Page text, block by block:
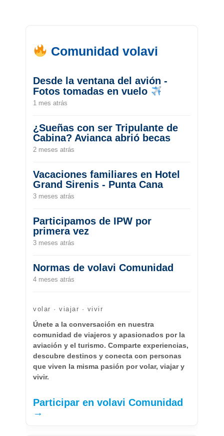
Comunidad volavi
Desde la ventana del avión -
Fotos tomadas en vuelo
1 mes atrás
¿Sueñas con ser Tripulante de
Cabina? Avianca abrió becas
2 meses atrás
Vacaciones familiares en Hotel
Grand Sirenis - Punta Cana
3 meses atrás
Participamos de IPW por
primera vez
3 meses atrás
Normas de volavi Comunidad
4 meses atrás
volar · viajar · vivir
Únete a la conversación en nuestra
comunidad de viajeros y apasionados por la
aviación y el turismo. Comparte experiencias,
descubre destinos y conecta con personas
que viven la misma pasión por volar, viajar y
vivir.
Participar en volavi Comunidad
→